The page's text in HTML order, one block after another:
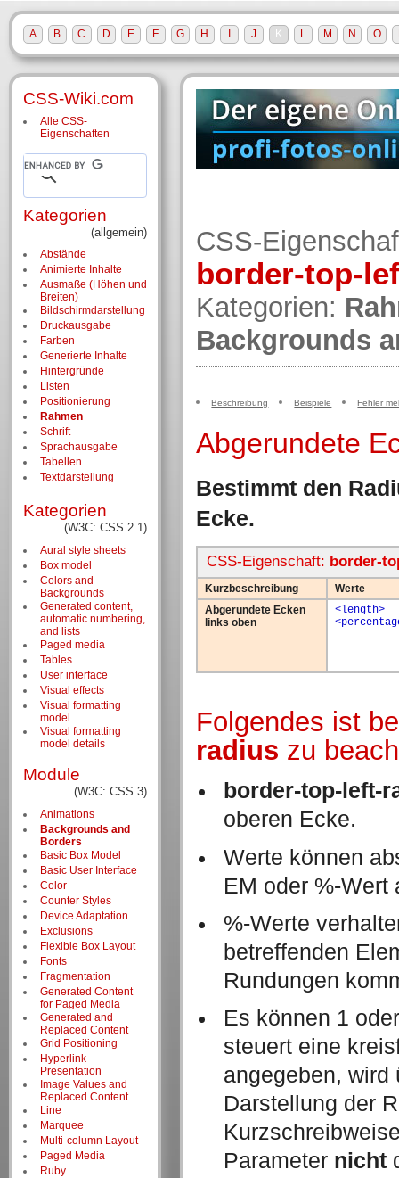
CSS-
border-top-
Kategorien:
Backgrounds
Beschreibung Beispiele Fehler
Abgerundete
Bestimmt den
Ecke.
CSS-Eigenschaft: border-
Kurzbeschreibung
Werte
Abgerundete Ecken
links oben
<length>
Folgendes ist
radius zu
border-top-left-
oberen Ecke.
Werte können
EM oder %-Wert
%-Werte
betreffenden
Rundungen
Es können 1
steuert eine
angegeben, wird
Darstellung der
Parameter nicht
CSS-Wiki.com
Alle CSS-
Eigenschaften
Kategorien
(allgemein)
Abstände
Animierte Inhalte
Ausmaße (Höhen und
Breiten)
Bildschirm­darstellung
Druckausgabe
Farben
Generierte Inhalte
Hintergründe
Listen
Positionierung
Rahmen
Schrift
Sprachausgabe
Tabellen
Textdarstellung
Kategorien
(W3C: CSS 2.1)
Aural style sheets
Box model
Colors and
Backgrounds
Generated content,
automatic numbering,
and lists
Paged media
Tables
User interface
Visual effects
Visual formatting
model
Visual formatting
model details
Module
(W3C: CSS 3)
Animations
Backgrounds and
Borders
Basic Box Model
Basic User Interface
Color
Counter Styles
Device Adaptation
Exclusions
Flexible Box Layout
Fonts
Fragmentation
Generated Content
for Paged Media
Generated and
Replaced Content
Grid Positioning
Hyperlink
Presentation
Image Values and
Replaced Content
Line
Marquee
Multi-column Layout
Paged Media
Ruby
A B C D E F G H J K L M N O